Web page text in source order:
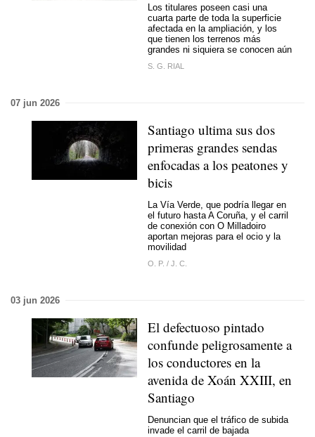
Los titulares poseen casi una
cuarta parte de toda la superficie
afectada en la ampliación, y los
que tienen los terrenos más
grandes ni siquiera se conocen aún
S. G. RIAL
07 jun 2026
Santiago ultima sus dos
primeras grandes sendas
enfocadas a los peatones y
bicis
La Vía Verde, que podría llegar en
el futuro hasta A Coruña, y el carril
de conexión con O Milladoiro
aportan mejoras para el ocio y la
movilidad
O. P. / J. C.
03 jun 2026
El defectuoso pintado
confunde peligrosamente a
los conductores en la
avenida de Xoán XXIII, en
Santiago
Denuncian que el tráfico de subida
invade el carril de bajada